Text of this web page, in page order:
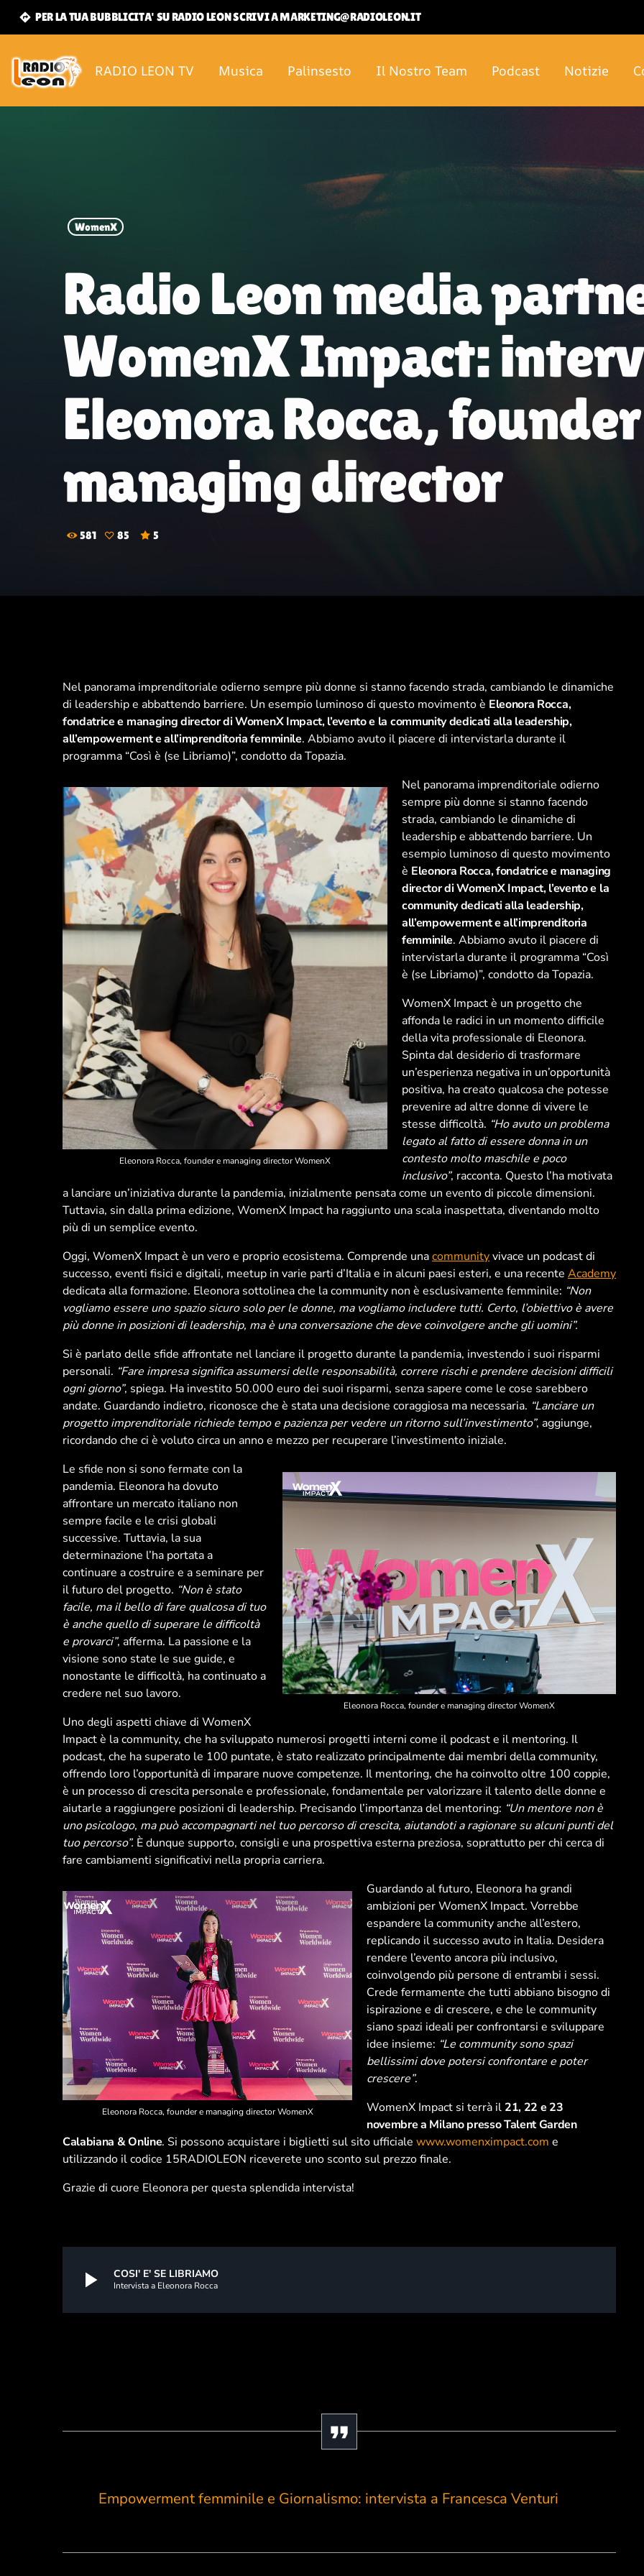
directions PER LA TUA BUBBLICITA' SU RADIO LEON SCRIVI A MARKETING@RADIOLEON.IT
RADIO LEON TV Musica Palinsesto Il Nostro Team Podcast Notizie
WomenX
Radio Leon media
WomenX Impact:
Eleonora Rocca,
managing director
581 85 5
Nel panorama imprenditoriale odierno sempre più donne si stanno facendo strada, cambiando le dinamiche
di leadership e abbattendo barriere. Un esempio luminoso di questo movimento è Eleonora Rocca,
fondatrice e managing director di WomenX Impact, l’evento e la community dedicati alla leadership,
all’empowerment e all’imprenditoria femminile. Abbiamo avuto il piacere di intervistarla durante il
programma “Così è (se Libriamo)”, condotto da Topazia.
Eleonora Rocca, founder e managing director WomenX
Nel panorama imprenditoriale odierno
sempre più donne si stanno facendo
strada, cambiando le dinamiche di
leadership e abbattendo barriere. Un
esempio luminoso di questo movimento
è Eleonora Rocca, fondatrice e managing
director di WomenX Impact, l’evento e la
community dedicati alla leadership,
all’empowerment e all’imprenditoria
femminile. Abbiamo avuto il piacere di
intervistarla durante il programma “Così
è (se Libriamo)”, condotto da Topazia.
WomenX Impact è un progetto che
affonda le radici in un momento difficile
della vita professionale di Eleonora.
Spinta dal desiderio di trasformare
un’esperienza negativa in un’opportunità
positiva, ha creato qualcosa che potesse
prevenire ad altre donne di vivere le
stesse difficoltà. “Ho avuto un problema
legato al fatto di essere donna in un
contesto molto maschile e poco
inclusivo”, racconta. Questo l’ha motivata
a lanciare un’iniziativa durante la pandemia, inizialmente pensata come un evento di piccole dimensioni.
Tuttavia, sin dalla prima edizione, WomenX Impact ha raggiunto una scala inaspettata, diventando molto
più di un semplice evento.
Oggi, WomenX Impact è un vero e proprio ecosistema. Comprende unacommunityvivace un podcast di
successo, eventi fisici e digitali, meetup in varie parti d’Italia e in alcuni paesi esteri, e una recente Academy
dedicata alla formazione. Eleonora sottolinea che la community non è esclusivamente femminile: “Non
vogliamo essere uno spazio sicuro solo per le donne, ma vogliamo includere tutti. Certo, l’obiettivo è avere
più donne in posizioni di leadership, ma è una conversazione che deve coinvolgere anche gli uomini”.
Si è parlato delle sfide affrontate nel lanciare il progetto durante la pandemia, investendo i suoi risparmi
personali. “Fare impresa significa assumersi delle responsabilità, correre rischi e prendere decisioni difficili
ogni giorno”, spiega. Ha investito 50.000 euro dei suoi risparmi, senza sapere come le cose sarebbero
andate. Guardando indietro, riconosce che è stata una decisione coraggiosa ma necessaria. “Lanciare un
progetto imprenditoriale richiede tempo e pazienza per vedere un ritorno sull’investimento”, aggiunge,
ricordando che ci è voluto circa un anno e mezzo per recuperare l’investimento iniziale.
Eleonora Rocca, founder e managing director WomenX
Le sfide non si sono fermate con la
pandemia. Eleonora ha dovuto
affrontare un mercato italiano non
sempre facile e le crisi globali
successive. Tuttavia, la sua
determinazione l’ha portata a
continuare a costruire e a seminare per
il futuro del progetto. “Non è stato
facile, ma il bello di fare qualcosa di tuo
è anche quello di superare le difficoltà
e provarci”, afferma. La passione e la
visione sono state le sue guide, e
nonostante le difficoltà, ha continuato a
credere nel suo lavoro.
Uno degli aspetti chiave di WomenX
Impact è la community, che ha sviluppato numerosi progetti interni come il podcast e il mentoring. Il
podcast, che ha superato le 100 puntate, è stato realizzato principalmente dai membri della community,
offrendo loro l’opportunità di imparare nuove competenze. Il mentoring, che ha coinvolto oltre 100 coppie,
è un processo di crescita personale e professionale, fondamentale per valorizzare il talento delle donne e
aiutarle a raggiungere posizioni di leadership. Precisando l’importanza del mentoring: “Un mentore non è
uno psicologo, ma può accompagnarti nel tuo percorso di crescita, aiutandoti a ragionare su alcuni punti del
tuo percorso”. È dunque supporto, consigli e una prospettiva esterna preziosa, soprattutto per chi cerca di
fare cambiamenti significativi nella propria carriera.
Eleonora Rocca, founder e managing director WomenX
Guardando al futuro, Eleonora ha grandi
ambizioni per WomenX Impact. Vorrebbe
espandere la community anche all’estero,
replicando il successo avuto in Italia. Desidera
rendere l’evento ancora più inclusivo,
coinvolgendo più persone di entrambi i sessi.
Crede fermamente che tutti abbiano bisogno di
ispirazione e di crescere, e che le community
siano spazi ideali per confrontarsi e sviluppare
idee insieme: “Le community sono spazi
bellissimi dove potersi confrontare e poter
crescere”.
WomenX Impact si terrà il 21, 22 e 23
novembre a Milano presso Talent Garden
Calabiana & Online. Si possono acquistare i biglietti sul sito ufficialewww.womenximpact.com e
utilizzando il codice 15RADIOLEON riceverete uno sconto sul prezzo finale.
Grazie di cuore Eleonora per questa splendida intervista!
play_arrow COSI' E' SE LIBRIAMO
Intervista a Eleonora Rocca
Empowerment femminile e Giornalismo: intervista a Francesca Venturi